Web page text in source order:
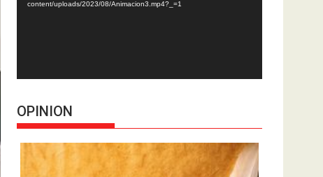
content/uploads/2023/08/Animacion3.mp4?_=1
OPINION